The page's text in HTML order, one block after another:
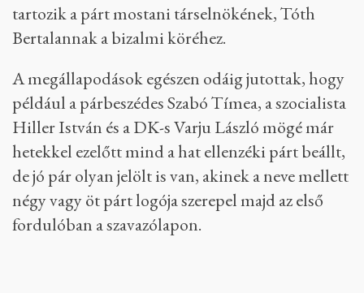
tartozik a párt mostani társelnökének, Tóth
Bertalannak a bizalmi köréhez.
A megállapodások egészen odáig jutottak, hogy
például a párbeszédes Szabó Tímea, a szocialista
Hiller István és a DK-s Varju László mögé már
hetekkel ezelőtt mind a hat ellenzéki párt beállt,
de jó pár olyan jelölt is van, akinek a neve mellett
négy vagy öt párt logója szerepel majd az első
fordulóban a szavazólapon.